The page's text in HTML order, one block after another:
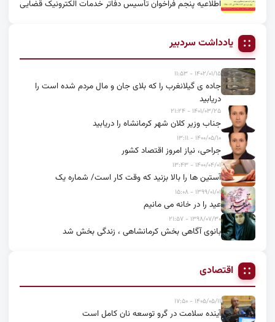
اطلاعیه پنجم فراخوان تأسیس دفاتر خدمات الکترونیک قضایی
یادداشت سردبیر
۱۴۰۲/۰۱/۱۵ - ۱۱:۵۳
جاده ی گیلانغرب را که بلای جان و مال مردم شده است را
دریابید
۱۴۰۱/۰۳/۲۵ - ۲۱:۲۴
جناب وزیر کلان شهر کرمانشاه را دریابید
۱۴۰۰/۰۵/۱۰ - ۱۳:۱۱
جراحی، نیاز امروز اقتصاد کشور
۱۴۰۰/۰۴/۰۱ - ۱۳:۴۳
آستین ها را بالا بزنید که وقت کار است/ شماره یک
۱۳۹۹/۰۱/۰۱ - ۱۵:۰۸
عید را در خانه می مانیم
۱۳۹۸/۰۷/۳۰ - ۲۱:۵۷
بانوی آگاهی بخش کرمانشاهی ، زندگی بخش شد
اقتصادی
۱۴۰۵/۰۵/۱۱ - ۱۷:۵۰
آینده سلامت در گرو توسعه نان کامل است